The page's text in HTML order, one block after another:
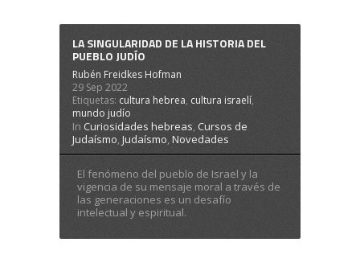
LA SINGULARIDAD DE LA HISTORIA DEL
PUEBLO JUDÍO
Rubén Freidkes Hofman
29 Sep 2022
Etiquetas: cultura hebrea, cultura israelí,
mundo judío
In Curiosidades hebreas, Cursos de
Judaísmo,Judaísmo,Novedades
El fenómeno del pueblo de Israel y la
vigencia de su mensaje moral a través de
las generaciones es un desafío
intelectual y espiritual.